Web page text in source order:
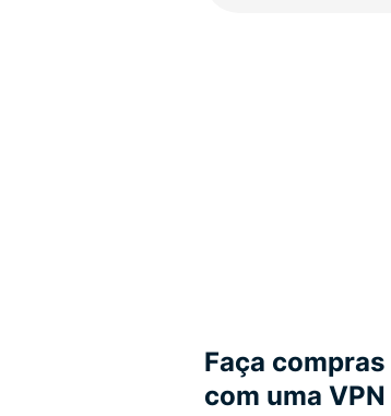
Faça
com uma